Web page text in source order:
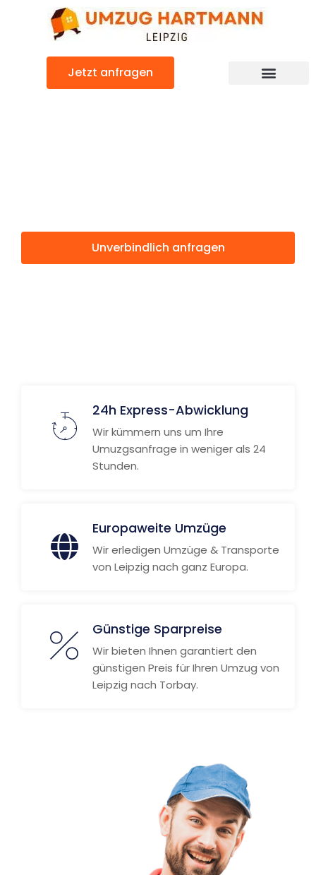
Jetzt anfragen
Unverbindlich anfragen
24h Express-Abwicklung
Wir kümmern uns um Ihre
Umuzgsanfrage in weniger als 24
Stunden.
Europaweite Umzüge
Wir erledigen Umzüge & Transporte
von Leipzig nach ganz Europa.
Günstige Sparpreise
Wir bieten Ihnen garantiert den
günstigen Preis für Ihren Umzug von
Leipzig nach Torbay.